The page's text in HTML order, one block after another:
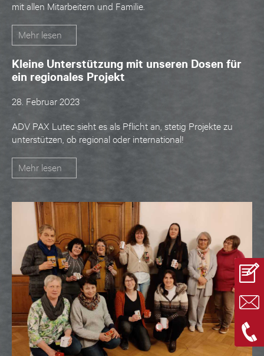
mit allen Mitarbeitern und Familie.
Mehr lesen
Kleine Unterstützung mit unseren Dosen für
ein regionales Projekt
28. Februar 2023
ADV PAX Lutec sieht es als Pflicht an, stetig Projekte zu
unterstützen, ob regional oder international!
Mehr lesen